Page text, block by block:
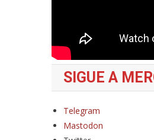
SIGUE A
Telegram
Mastodon